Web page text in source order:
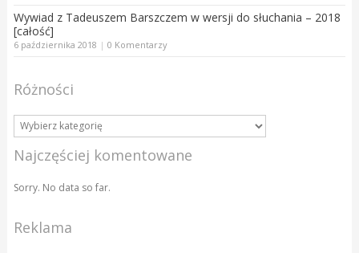
Wywiad z Tadeuszem Barszczem w wersji do słuchania – 2018
[całość]
6 października 2018 | 0 Komentarzy
Różności
Najczęściej komentowane
Sorry. No data so far.
Reklama